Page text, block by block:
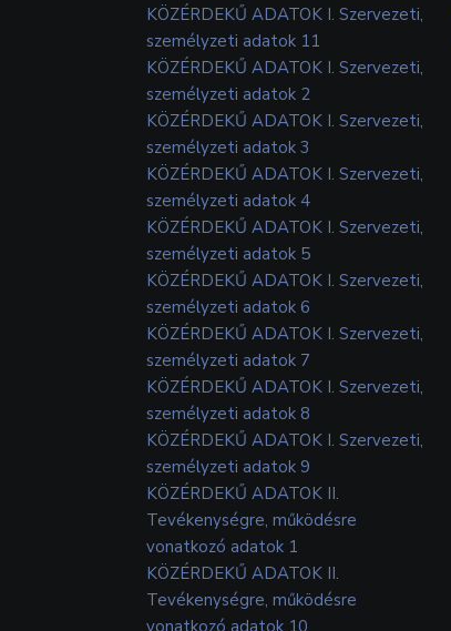
KÖZÉRDEKŰ ADATOK I. Szervezeti,
személyzeti adatok 11
KÖZÉRDEKŰ ADATOK I. Szervezeti,
személyzeti adatok 2
KÖZÉRDEKŰ ADATOK I. Szervezeti,
személyzeti adatok 3
KÖZÉRDEKŰ ADATOK I. Szervezeti,
személyzeti adatok 4
KÖZÉRDEKŰ ADATOK I. Szervezeti,
személyzeti adatok 5
KÖZÉRDEKŰ ADATOK I. Szervezeti,
személyzeti adatok 6
KÖZÉRDEKŰ ADATOK I. Szervezeti,
személyzeti adatok 7
KÖZÉRDEKŰ ADATOK I. Szervezeti,
személyzeti adatok 8
KÖZÉRDEKŰ ADATOK I. Szervezeti,
személyzeti adatok 9
KÖZÉRDEKŰ ADATOK II.
Tevékenységre, működésre
vonatkozó adatok 1
KÖZÉRDEKŰ ADATOK II.
Tevékenységre, működésre
vonatkozó adatok 10